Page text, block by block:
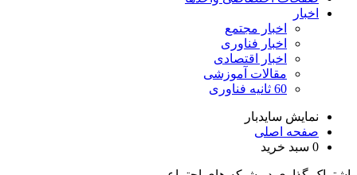
اخبار
اخبار مجتمع
اخبار فناوری
اخبار اقتصادی
مقالات آموزشی
60 ثانیه فناوری
نمایش سایدبار
صفحه اصلی
0 سبد خرید